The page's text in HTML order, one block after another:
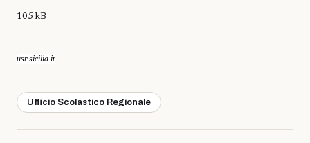
105 kB
usr.sicilia.it
Ufficio Scolastico Regionale